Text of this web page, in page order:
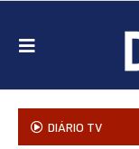
DIÁRIO TV